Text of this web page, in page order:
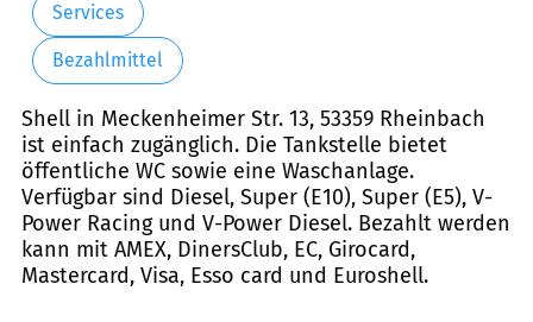
Services
Bezahlmittel
Shell in Meckenheimer Str. 13, 53359 Rheinbach
ist einfach zugänglich. Die Tankstelle bietet
öffentliche WC sowie eine Waschanlage.
Verfügbar sind Diesel, Super (E10), Super (E5), V-
Power Racing und V-Power Diesel. Bezahlt werden
kann mit AMEX, DinersClub, EC, Girocard,
Mastercard, Visa, Esso card und Euroshell.